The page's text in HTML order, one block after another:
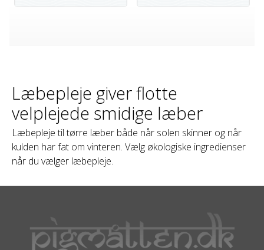
Læbepleje giver flotte
velplejede smidige læber
Læbepleje til tørre læber både når solen skinner og når
kulden har fat om vinteren. Vælg økologiske ingredienser
når du vælger læbepleje.